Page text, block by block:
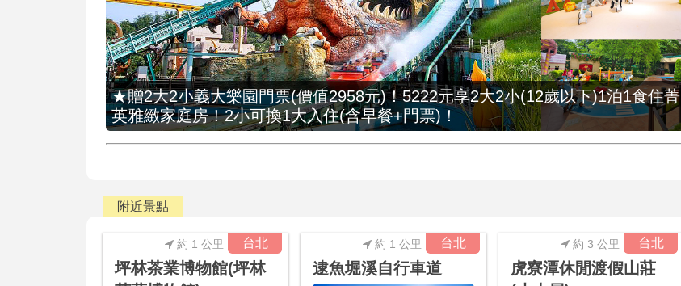
★贈2大2小義大樂園門票(價值2958元)！5222元享2大2小(12歲以下)1泊1食住菁
英雅緻家庭房！2小可換1大入住(含早餐+門票)！
附近景點
台北
約 1 公里
坪林茶業博物館(坪林
台北
約 1 公里
逮魚堀溪自行車道
台北
約 3 公里
虎寮潭休閒渡假山莊